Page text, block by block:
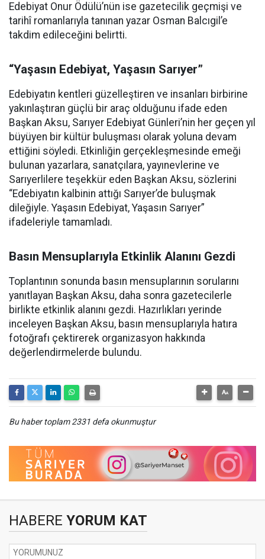
Edebiyat Onur Ödülü’nün ise gazetecilik geçmişi ve
tarihî romanlarıyla tanınan yazar Osman Balcıgil’e
takdim edileceğini belirtti.
“Yaşasın Edebiyat, Yaşasın Sarıyer”
Edebiyatın kentleri güzelleştiren ve insanları birbirine
yakınlaştıran güçlü bir araç olduğunu ifade eden
Başkan Aksu, Sarıyer Edebiyat Günleri’nin her geçen yıl
büyüyen bir kültür buluşması olarak yoluna devam
ettiğini söyledi. Etkinliğin gerçekleşmesinde emeği
bulunan yazarlara, sanatçılara, yayınevlerine ve
Sarıyerlilere teşekkür eden Başkan Aksu, sözlerini
“Edebiyatın kalbinin attığı Sarıyer’de buluşmak
dileğiyle. Yaşasın Edebiyat, Yaşasın Sarıyer”
ifadeleriyle tamamladı.
Basın Mensuplarıyla Etkinlik Alanını Gezdi
Toplantının sonunda basın mensuplarının sorularını
yanıtlayan Başkan Aksu, daha sonra gazetecilerle
birlikte etkinlik alanını gezdi. Hazırlıkları yerinde
inceleyen Başkan Aksu, basın mensuplarıyla hatıra
fotoğrafı çektirerek organizasyon hakkında
değerlendirmelerde bulundu.
Bu haber toplam 2331 defa okunmuştur
HABERE YORUM KAT